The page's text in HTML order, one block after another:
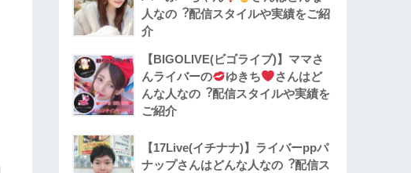
人なの︖配信スタイルや実績をご紹
介
【BIGOLIVE(ビゴライブ)】ママさ
んライバーの
ゆきち
さんはど
んな人なの︖配信スタイルや実績を
ご紹介
【17Live(イチナナ)】ライバーppパ
ナップさんはどんな人なの︖配信ス